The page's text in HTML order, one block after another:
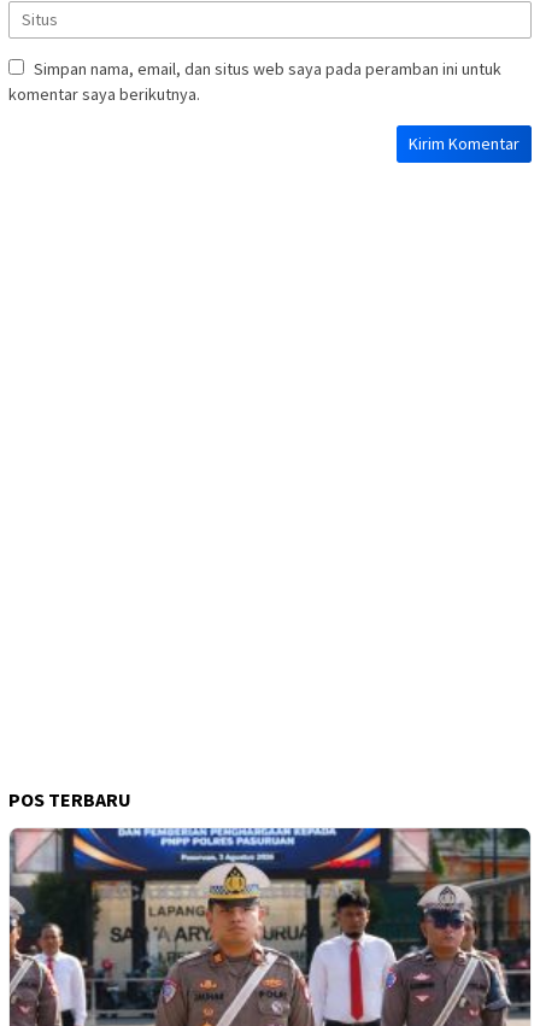
Simpan nama, email, dan situs web saya pada peramban ini untuk
komentar saya berikutnya.
POS TERBARU